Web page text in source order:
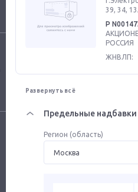
39, 34,
Р
РОССИЯ
ЖНВЛП:
Развернуть всё
Предельные надбавки
Регион (область)